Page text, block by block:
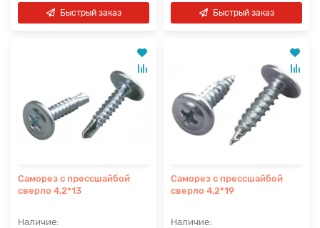
Быстрый заказ Быстрый заказ
Саморез с прессшайбой
сверло 4,2*13
Саморез с прессшайбой
сверло 4,2*19